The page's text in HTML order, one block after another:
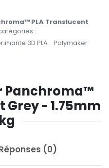
PLA Translucent
:
3D PLA
Polymaker
Panchroma™
Grey - 1.75mm
(0)